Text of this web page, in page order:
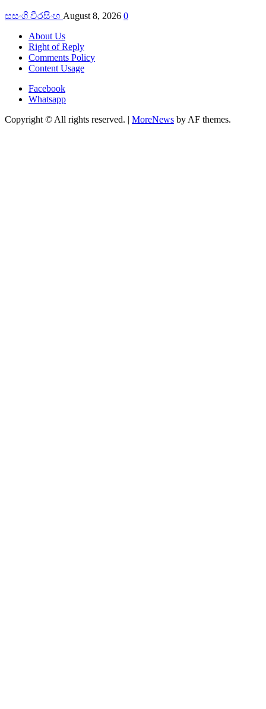
සසංගි වීරසිංහ August 8, 2026 0
About Us
Right of Reply
Comments Policy
Content Usage
Facebook
Whatsapp
Copyright © All rights reserved. | MoreNews by AF themes.